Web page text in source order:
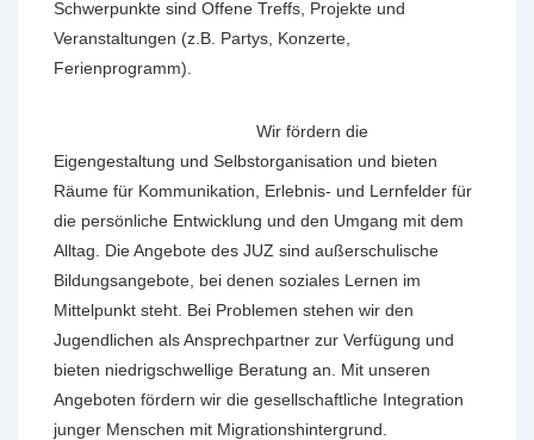
Schwerpunkte sind Offene Treffs, Projekte und
Veranstaltungen (z.B. Partys, Konzerte,
Ferienprogramm).
Wir fördern die
Eigengestaltung und Selbstorganisation und bieten
Räume für Kommunikation, Erlebnis- und Lernfelder für
die persönliche Entwicklung und den Umgang mit dem
Alltag. Die Angebote des JUZ sind außerschulische
Bildungsangebote, bei denen soziales Lernen im
Mittelpunkt steht. Bei Problemen stehen wir den
Jugendlichen als Ansprechpartner zur Verfügung und
bieten niedrigschwellige Beratung an. Mit unseren
Angeboten fördern wir die gesellschaftliche Integration
junger Menschen mit Migrationshintergrund.